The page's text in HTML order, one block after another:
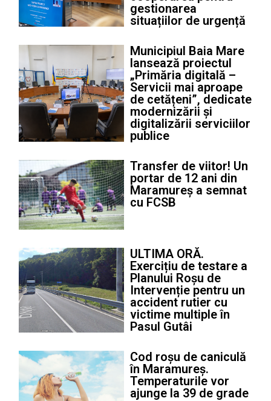
gestionarea
situațiilor de urgență
Municipiul Baia Mare
lansează proiectul
„Primăria digitală –
Servicii mai aproape
de cetățeni”, dedicate
modernizării și
digitalizării serviciilor
publice
Transfer de viitor! Un
portar de 12 ani din
Maramureș a semnat
cu FCSB
ULTIMA ORĂ.
Exercițiu de testare a
Planului Roșu de
Intervenție pentru un
accident rutier cu
victime multiple în
Pasul Gutâi
Cod roșu de caniculă
în Maramureș.
Temperaturile vor
ajunge la 39 de grade